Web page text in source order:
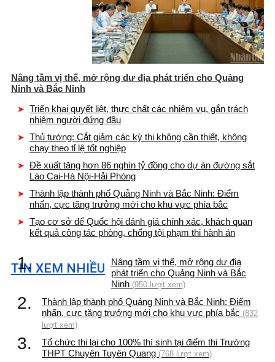
Nâng tầm vị thế, mở rộng dư địa phát triển cho Quảng
Ninh và Bắc Ninh
Triển khai quyết liệt, thực chất các nhiệm vụ, gắn trách
nhiệm người đứng đầu
Thủ tướng: Cắt giảm các kỳ thi không cần thiết, không
chạy theo tỉ lệ tốt nghiệp
Đề xuất tăng hơn 86 nghìn tỷ đồng cho dự án đường sắt
Lào Cai-Hà Nội-Hải Phòng
Thành lập thành phố Quảng Ninh và Bắc Ninh: Điểm
nhấn, cực tăng trưởng mới cho khu vực phía bắc
Tạo cơ sở để Quốc hội đánh giá chính xác, khách quan
kết quả công tác phòng, chống tội phạm thi hành án
TIN XEM NHIỀU
1.
Nâng tầm vị thế, mở rộng dư địa
phát triển cho Quảng Ninh và Bắc
Ninh (950 lượt xem)
2.
Thành lập thành phố Quảng Ninh và Bắc Ninh: Điểm
nhấn, cực tăng trưởng mới cho khu vực phía bắc (832
lượt xem)
3.
Tổ chức thi lại cho 100% thí sinh tại điểm thi Trường
THPT Chuyên Tuyên Quang (768 lượt xem)